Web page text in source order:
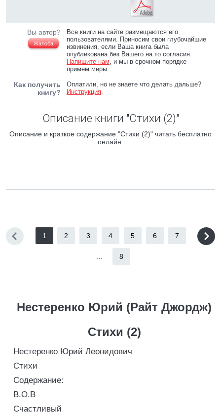
Вы автор?
Жалоба
Все книги на сайте размещаются его
пользователями. Приносим свои глубочайшие
извинения, если Ваша книга была
опубликована без Вашего на то согласия.
Напишите нам, и мы в срочном порядке
примем меры.
Как получить
книгу?
Оплатили, но не знаете что делать дальше?
Инструкция.
Описание книги "Стихи (2)"
Описание и краткое содержание "Стихи (2)" читать бесплатно
онлайн.
1 2 3 4 5 6 7
8
Нестеренко Юрий (Райт Джордж)
Стихи (2)
Нестеренко Юрий Леонидович
Стихи
Содержание:
В.О.В
Счастливый